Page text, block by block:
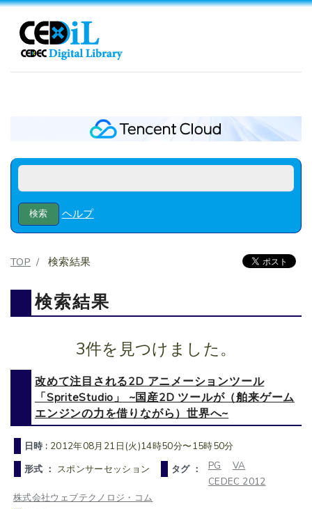
ヘルプ
TOP 検索結果
検索結果
3件を見つけました。
改めて注目される2D アニメーションツール
「SpriteStudio」 ~国産2D ツールが（舶来ゲーム
エンジンの力を借りながら）世界へ~
日時 : 2012年08月21日(火)14時50分〜15時50分
形式 ： スポンサーセッション タグ ： PG
VA
CEDEC 2012
株式会社ウェブテクノロジ・コム